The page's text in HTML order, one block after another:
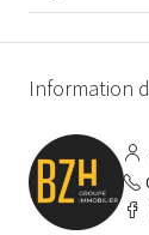
Information